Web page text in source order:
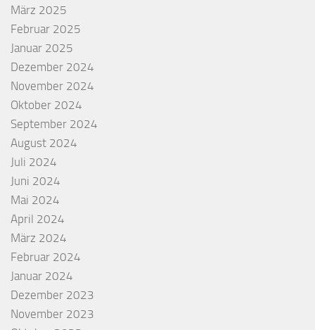
März 2025
Februar 2025
Januar 2025
Dezember 2024
November 2024
Oktober 2024
September 2024
August 2024
Juli 2024
Juni 2024
Mai 2024
April 2024
März 2024
Februar 2024
Januar 2024
Dezember 2023
November 2023